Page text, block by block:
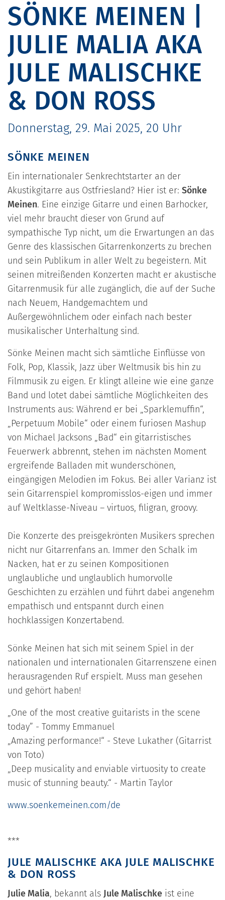
SÖNKE MEINEN |
JULIE MALIA AKA
JULE MALISCHKE
& DON ROSS
Donnerstag, 29. Mai 2025, 20 Uhr
SÖNKE MEINEN
Ein internationaler Senkrechtstarter an der
Akustikgitarre aus Ostfriesland? Hier ist er: Sönke
Meinen. Eine einzige Gitarre und einen Barhocker,
viel mehr braucht dieser von Grund auf
sympathische Typ nicht, um die Erwartungen an das
Genre des klassischen Gitarrenkonzerts zu brechen
und sein Publikum in aller Welt zu begeistern. Mit
seinen mitreißenden Konzerten macht er akustische
Gitarrenmusik für alle zugänglich, die auf der Suche
nach Neuem, Handgemachtem und
Außergewöhnlichem oder einfach nach bester
musikalischer Unterhaltung sind.
Sönke Meinen macht sich sämtliche Einflüsse von
Folk, Pop, Klassik, Jazz über Weltmusik bis hin zu
Filmmusik zu eigen. Er klingt alleine wie eine ganze
Band und lotet dabei sämtliche Möglichkeiten des
Instruments aus: Während er bei „Sparklemuffin“,
„Perpetuum Mobile“ oder einem furiosen Mashup
von Michael Jacksons „Bad“ ein gitarristisches
Feuerwerk abbrennt, stehen im nächsten Moment
ergreifende Balladen mit wunderschönen,
eingängigen Melodien im Fokus. Bei aller Varianz ist
sein Gitarrenspiel kompromisslos-eigen und immer
auf Weltklasse-Niveau – virtuos, filigran, groovy.
Die Konzerte des preisgekrönten Musikers sprechen
nicht nur Gitarrenfans an. Immer den Schalk im
Nacken, hat er zu seinen Kompositionen
unglaubliche und unglaublich humorvolle
Geschichten zu erzählen und führt dabei angenehm
empathisch und entspannt durch einen
hochklassigen Konzertabend.
Sönke Meinen hat sich mit seinem Spiel in der
nationalen und internationalen Gitarrenszene einen
herausragenden Ruf erspielt. Muss man gesehen
und gehört haben!
„One of the most creative guitarists in the scene
today” - Tommy Emmanuel
„Amazing performance!“ - Steve Lukather (Gitarrist
von Toto)
„Deep musicality and enviable virtuosity to create
music of stunning beauty.“ - Martin Taylor
www.soenkemeinen.com/de
***
JULE MALISCHKE AKA JULE MALISCHKE
& DON ROSS
Julie Malia, bekannt als Jule Malischke ist eine